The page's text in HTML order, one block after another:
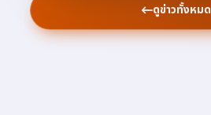
ดูข่าวทั้งหมด